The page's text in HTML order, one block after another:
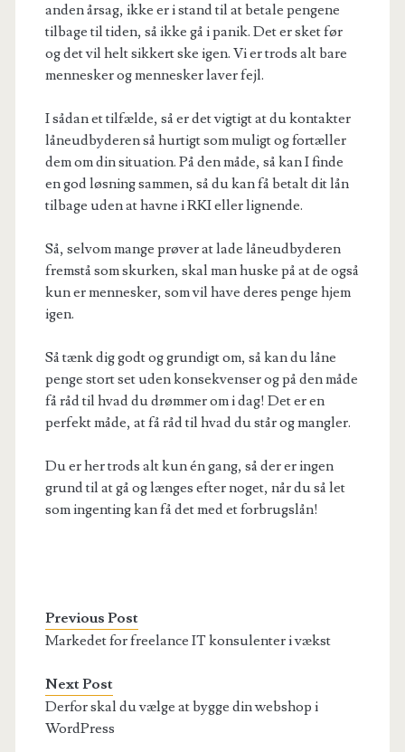
anden årsag, ikke er i stand til at betale pengene
tilbage til tiden, så ikke gå i panik. Det er sket før
og det vil helt sikkert ske igen. Vi er trods alt bare
mennesker og mennesker laver fejl.
I sådan et tilfælde, så er det vigtigt at du kontakter
låneudbyderen så hurtigt som muligt og fortæller
dem om din situation. På den måde, så kan I finde
en god løsning sammen, så du kan få betalt dit lån
tilbage uden at havne i RKI eller lignende.
Så, selvom mange prøver at lade låneudbyderen
fremstå som skurken, skal man huske på at de også
kun er mennesker, som vil have deres penge hjem
igen.
Så tænk dig godt og grundigt om, så kan du låne
penge stort set uden konsekvenser og på den måde
få råd til hvad du drømmer om i dag! Det er en
perfekt måde, at få råd til hvad du står og mangler.
Du er her trods alt kun én gang, så der er ingen
grund til at gå og længes efter noget, når du så let
som ingenting kan få det med et forbrugslån!
Previous Post
Markedet for freelance IT konsulenter i vækst
Next Post
Derfor skal du vælge at bygge din webshop i
WordPress